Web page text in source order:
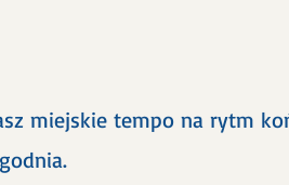
miejskie tempo na rytm